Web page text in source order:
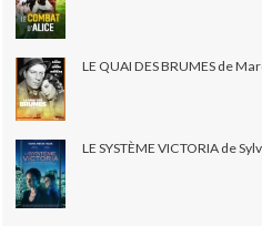
LE QUAI DES BRUMES de
LE SYSTÈME VICTORIA de